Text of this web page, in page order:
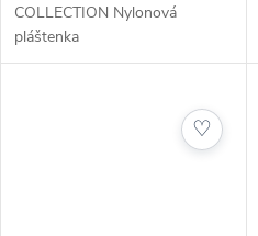
COLLECTION Nylonová
pláštenka
♡